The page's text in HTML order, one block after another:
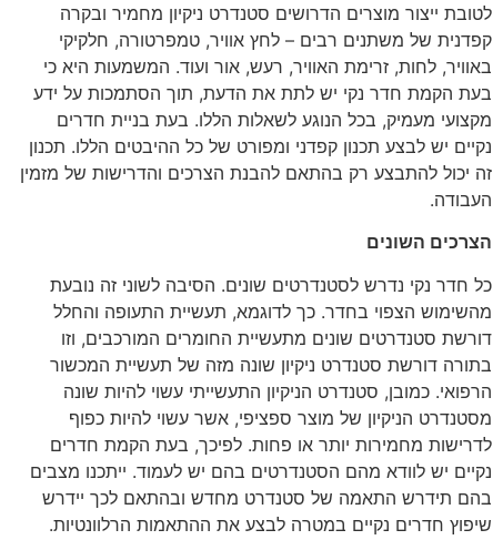
לטובת ייצור מוצרים הדרושים סטנדרט ניקיון מחמיר ובקרה
קפדנית של משתנים רבים – לחץ אוויר, טמפרטורה, חלקיקי
באוויר, לחות, זרימת האוויר, רעש, אור ועוד. המשמעות היא כי
בעת הקמת חדר נקי יש לתת את הדעת, תוך הסתמכות על ידע
מקצועי מעמיק, בכל הנוגע לשאלות הללו. בעת בניית חדרים
נקיים יש לבצע תכנון קפדני ומפורט של כל ההיבטים הללו. תכנון
זה יכול להתבצע רק בהתאם להבנת הצרכים והדרישות של מזמין
העבודה.
הצרכים השונים
כל חדר נקי נדרש לסטנדרטים שונים. הסיבה לשוני זה נובעת
מהשימוש הצפוי בחדר. כך לדוגמא, תעשיית התעופה והחלל
דורשת סטנדרטים שונים מתעשיית החומרים המורכבים, וזו
בתורה דורשת סטנדרט ניקיון שונה מזה של תעשיית המכשור
הרפואי. כמובן, סטנדרט הניקיון התעשייתי עשוי להיות שונה
מסטנדרט הניקיון של מוצר ספציפי, אשר עשוי להיות כפוף
לדרישות מחמירות יותר או פחות. לפיכך, בעת הקמת חדרים
נקיים יש לוודא מהם הסטנדרטים בהם יש לעמוד. ייתכנו מצבים
בהם תידרש התאמה של סטנדרט מחדש ובהתאם לכך יידרש
שיפוץ חדרים נקיים במטרה לבצע את ההתאמות הרלוונטיות.